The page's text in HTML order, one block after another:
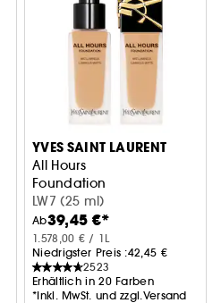
YVES SAINT LAURENT
All Hours
Foundation
LW7 (25 ml)
Ab39,45 €*
1.578,00 € / 1L
Niedrigster Preis :42,45 €
2523
Erhältlich in 20 Farben
*Inkl. MwSt. und zzgl.Versand